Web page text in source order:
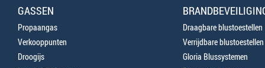
GASSEN
Propaangas
Verkooppunten
Droogijs
Draagbare blustoestellen
Verrijdbare blustoestellen
Gloria Blussystemen